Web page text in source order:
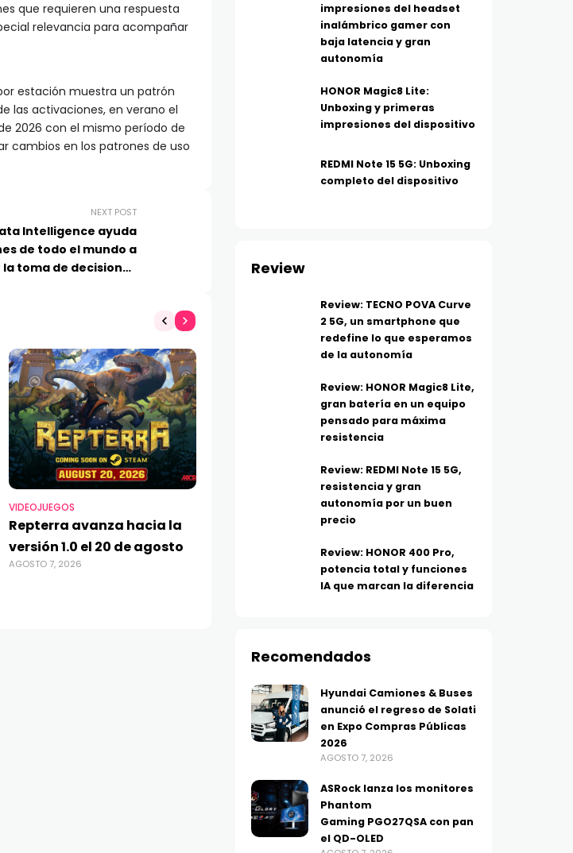
que requieren una respuesta
relevancia para acompañar
estación muestra un patrón
las activaciones, en verano el
2026 con el mismo período de
cambios en los patrones de uso
NEXT POST
Intelligence ayuda
de todo el mundo a
toma de decisiones
VIDEOJUEGOS
Repterra avanza hacia la
versión 1.0 el 20 de agosto
AGOSTO 7, 2026
200 MP e Inteligencia
Artificial avanzada:
HONOR 600 Pro transforma
la creación de contenido
RETAIL
pagos instantáneos
estará en su
en su integración
impresiones del headset
inalámbrico gamer con
baja latencia y gran
autonomía
HONOR Magic8 Lite:
Unboxing y primeras
impresiones del dispositivo
REDMI Note 15 5G: Unboxing
completo del dispositivo
Review
Review: TECNO POVA Curve
2 5G, un smartphone que
redefine lo que esperamos
de la autonomía
Review: HONOR Magic8 Lite,
gran batería en un equipo
pensado para máxima
resistencia
Review: REDMI Note 15 5G,
resistencia y gran
autonomía por un buen
precio
Review: HONOR 400 Pro,
potencia total y funciones
IA que marcan la diferencia
Recomendados
Hyundai Camiones & Buses
anunció el regreso de Solati
en Expo Compras Públicas
2026
AGOSTO 7, 2026
ASRock lanza los monitores
Phantom
Gaming PGO27QSA con pan
el QD-OLED